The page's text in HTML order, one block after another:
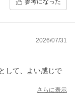
参考になった
2026/07/31
して、よい感じで
さらに表示